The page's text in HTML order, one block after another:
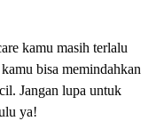
kamu masih terlalu
bisa memindahkan
Jangan lupa untuk
ya!